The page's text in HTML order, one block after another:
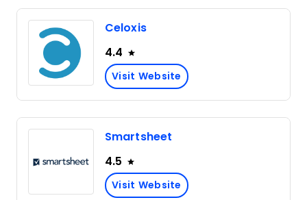
Celoxis
4.4
Visit Website
Smartsheet
4.5
Visit Website